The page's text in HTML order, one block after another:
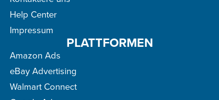
Help Center
Impressum
PLATTFORMEN
Amazon Ads
eBay Advertising
Walmart Connect